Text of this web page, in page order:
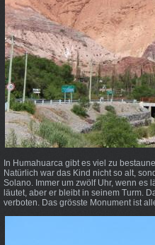
In Humahuarca gibt es viel zu
Natürlich war das Kind nicht so alt,
Solano. Immer um zwölf Uhr, wenn es
läutet, aber er bleibt in seinem Turm.
verboten. Das grösste Monument ist